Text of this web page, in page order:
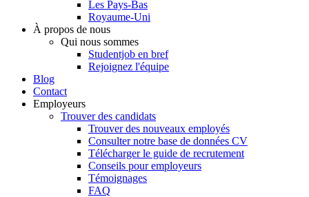
Les Pays-Bas
Royaume-Uni
À propos de nous
Qui nous sommes
Studentjob en bref
Rejoignez l'équipe
Blog
Contact
Employeurs
Trouver des candidats
Trouver des nouveaux employés
Consulter notre base de données CV
Télécharger le guide de recrutement
Conseils pour employeurs
Témoignages
FAQ